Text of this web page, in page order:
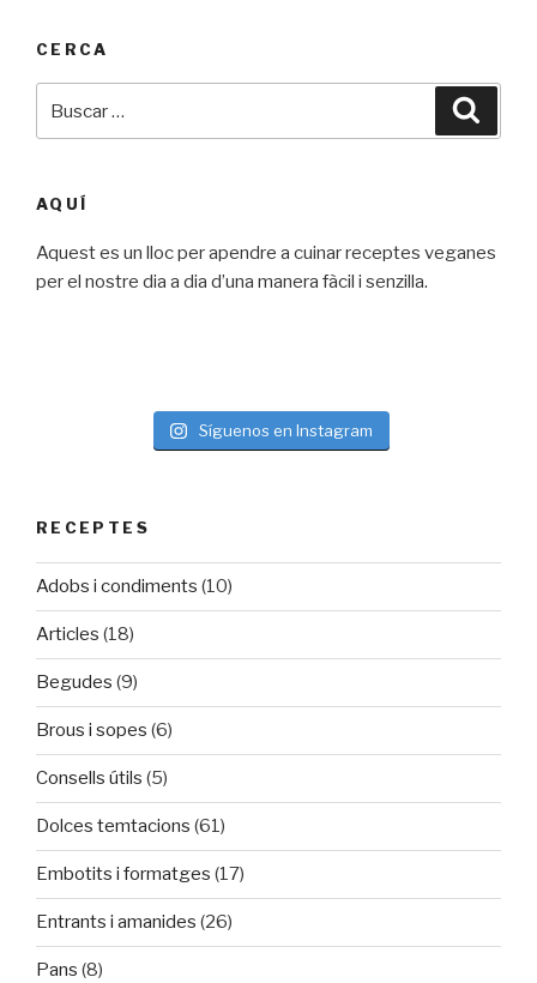
CERCA
AQUÍ
Aquest es un lloc per apendre a cuinar receptes veganes
per el nostre dia a dia d’una manera fàcil i senzilla.
Síguenos en Instagram
RECEPTES
Adobs i condiments (10)
Articles (18)
Begudes (9)
Brous i sopes (6)
Consells útils (5)
Dolces temtacions (61)
Embotits i formatges (17)
Entrants i amanides (26)
Pans (8)